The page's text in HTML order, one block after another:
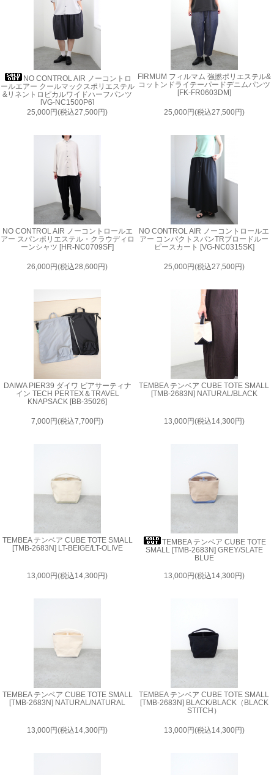
NO CONTROL AIR ノーコントロ
ールエアー クールマックスポリエステル
&リネントロピカルワイドハーフパンツ
[VG-NC1500P6]
25,000円(税込27,500円)
FIRMUM フィルマム 強撚ポリエステル&
コットンドライテーパードデニムパンツ
[FK-FR0603DM]
25,000円(税込27,500円)
NO CONTROL AIR ノーコントロールエ
アー スパンポリエステル・クラウディロ
ーンシャツ [HR-NC0709SF]
26,000円(税込28,600円)
NO CONTROL AIR ノーコントロールエ
アー コンパクトスパンTRブロードルー
ピースカート [VG-NC0315SK]
25,000円(税込27,500円)
DAIWA PIER39 ダイワ ピアサーティナ
イン TECH PERTEX＆TRAVEL
KNAPSACK [BB-35026]
7,000円(税込7,700円)
TEMBEA テンベア CUBE TOTE SMALL
[TMB-2683N] NATURAL/BLACK
13,000円(税込14,300円)
TEMBEA テンベア CUBE TOTE SMALL
[TMB-2683N] LT-BEIGE/LT-OLIVE
13,000円(税込14,300円)
TEMBEA テンベア CUBE TOTE
SMALL [TMB-2683N] GREY/SLATE
BLUE
13,000円(税込14,300円)
TEMBEA テンベア CUBE TOTE SMALL
[TMB-2683N] NATURAL/NATURAL
13,000円(税込14,300円)
TEMBEA テンベア CUBE TOTE SMALL
[TMB-2683N] BLACK/BLACK（BLACK
STITCH）
13,000円(税込14,300円)